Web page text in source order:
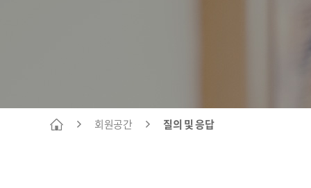
회원공간 질의 및 응답